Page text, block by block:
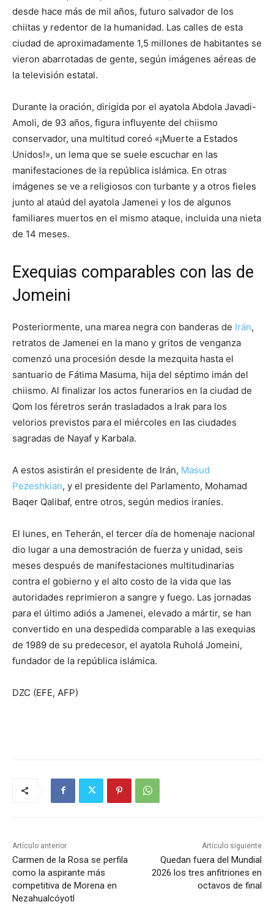
desde hace más de mil años, futuro salvador de los
chiitas y redentor de la humanidad. Las calles de esta
ciudad de aproximadamente 1,5 millones de habitantes se
vieron abarrotadas de gente, según imágenes aéreas de
la televisión estatal.
Durante la oración, dirigida por el ayatola Abdola Javadi-
Amoli, de 93 años, figura influyente del chiismo
conservador, una multitud coreó «¡Muerte a Estados
Unidos!», un lema que se suele escuchar en las
manifestaciones de la república islámica. En otras
imágenes se ve a religiosos con turbante y a otros fieles
junto al ataúd del ayatola Jamenei y los de algunos
familiares muertos en el mismo ataque, incluida una nieta
de 14 meses.
Exequias comparables con las de
Jomeini
Posteriormente, una marea negra con banderas de Irán,
retratos de Jamenei en la mano y gritos de venganza
comenzó una procesión desde la mezquita hasta el
santuario de Fátima Masuma, hija del séptimo imán del
chiismo. Al finalizar los actos funerarios en la ciudad de
Qom los féretros serán trasladados a Irak para los
velorios previstos para el miércoles en las ciudades
sagradas de Nayaf y Karbala.
A estos asistirán el presidente de Irán, Masud
Pezeshkian, y el presidente del Parlamento, Mohamad
Baqer Qalibaf, entre otros, según medios iraníes.
El lunes, en Teherán, el tercer día de homenaje nacional
dio lugar a una demostración de fuerza y unidad, seis
meses después de manifestaciones multitudinarias
contra el gobierno y el alto costo de la vida que las
autoridades reprimieron a sangre y fuego. Las jornadas
para el último adiós a Jamenei, elevado a mártir, se han
convertido en una despedida comparable a las exequias
de 1989 de su predecesor, el ayatola Ruholá Jomeini,
fundador de la república islámica.
DZC (EFE, AFP)
Artículo anterior
Carmen de la Rosa se perfila
como la aspirante más
competitiva de Morena en
Nezahualcóyotl
Artículo siguiente
Quedan fuera del Mundial
2026 los tres anfitriones en
octavos de final